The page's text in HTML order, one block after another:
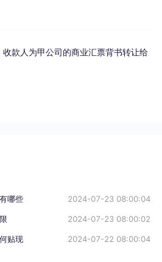
款人为甲公司的商业汇票背书转让给
哪些 2024-07-23 08:00:04
2024-07-23 08:00:02
贴现 2024-07-22 08:00:04